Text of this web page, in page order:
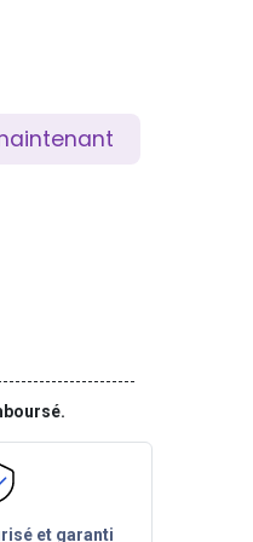
et garanti